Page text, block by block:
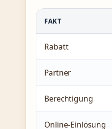
FAKT
Rabatt
Partner
Berechtigung
Online-Einlösung